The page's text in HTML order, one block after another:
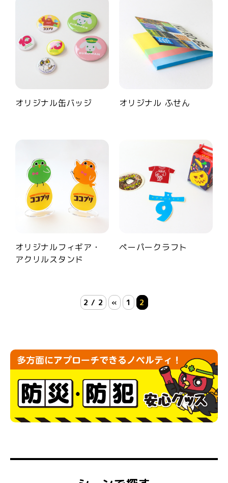
オリジナル缶バッジ オリジナル ふせん
オリジナルフィギア・
アクリルスタンド
ペーパークラフト
2 / 2 « 1 2